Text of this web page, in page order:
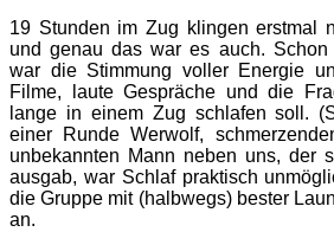
19 Stunden im Zug klingen erstmal
und genau das war es auch.
war die Stimmung voller Energie
Filme, laute Gespräche und die
lange in einem Zug schlafen soll.
einer Runde Werwolf,
unbekannten Mann neben uns, der
ausgab, war Schlaf praktisch
die Gruppe mit (halbwegs) bester
an.